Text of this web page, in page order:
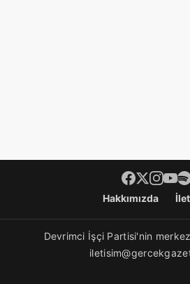
Footer menüHakkımızda
Devrimci İşçi Partisi'nin